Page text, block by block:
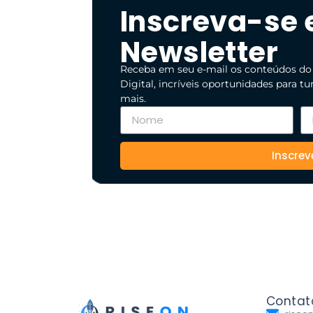
Inscreva-se
Newsletter
Receba em seu e-mail os conteúdos
Digital, incríveis oportunidades para
mais.